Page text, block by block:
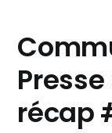
récap